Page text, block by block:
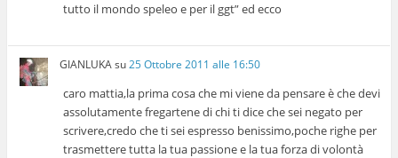
tutto il mondo speleo e per il ggt” ed ecco
GIANLUKAsu25 Ottobre 2011 alle 16:50
caro mattia,la prima cosa che mi viene da pensare è che devi
assolutamente fregartene di chi ti dice che sei negato per
scrivere,credo che ti sei espresso benissimo,poche righe per
trasmettere tutta la tua passione e la tua forza di volontà